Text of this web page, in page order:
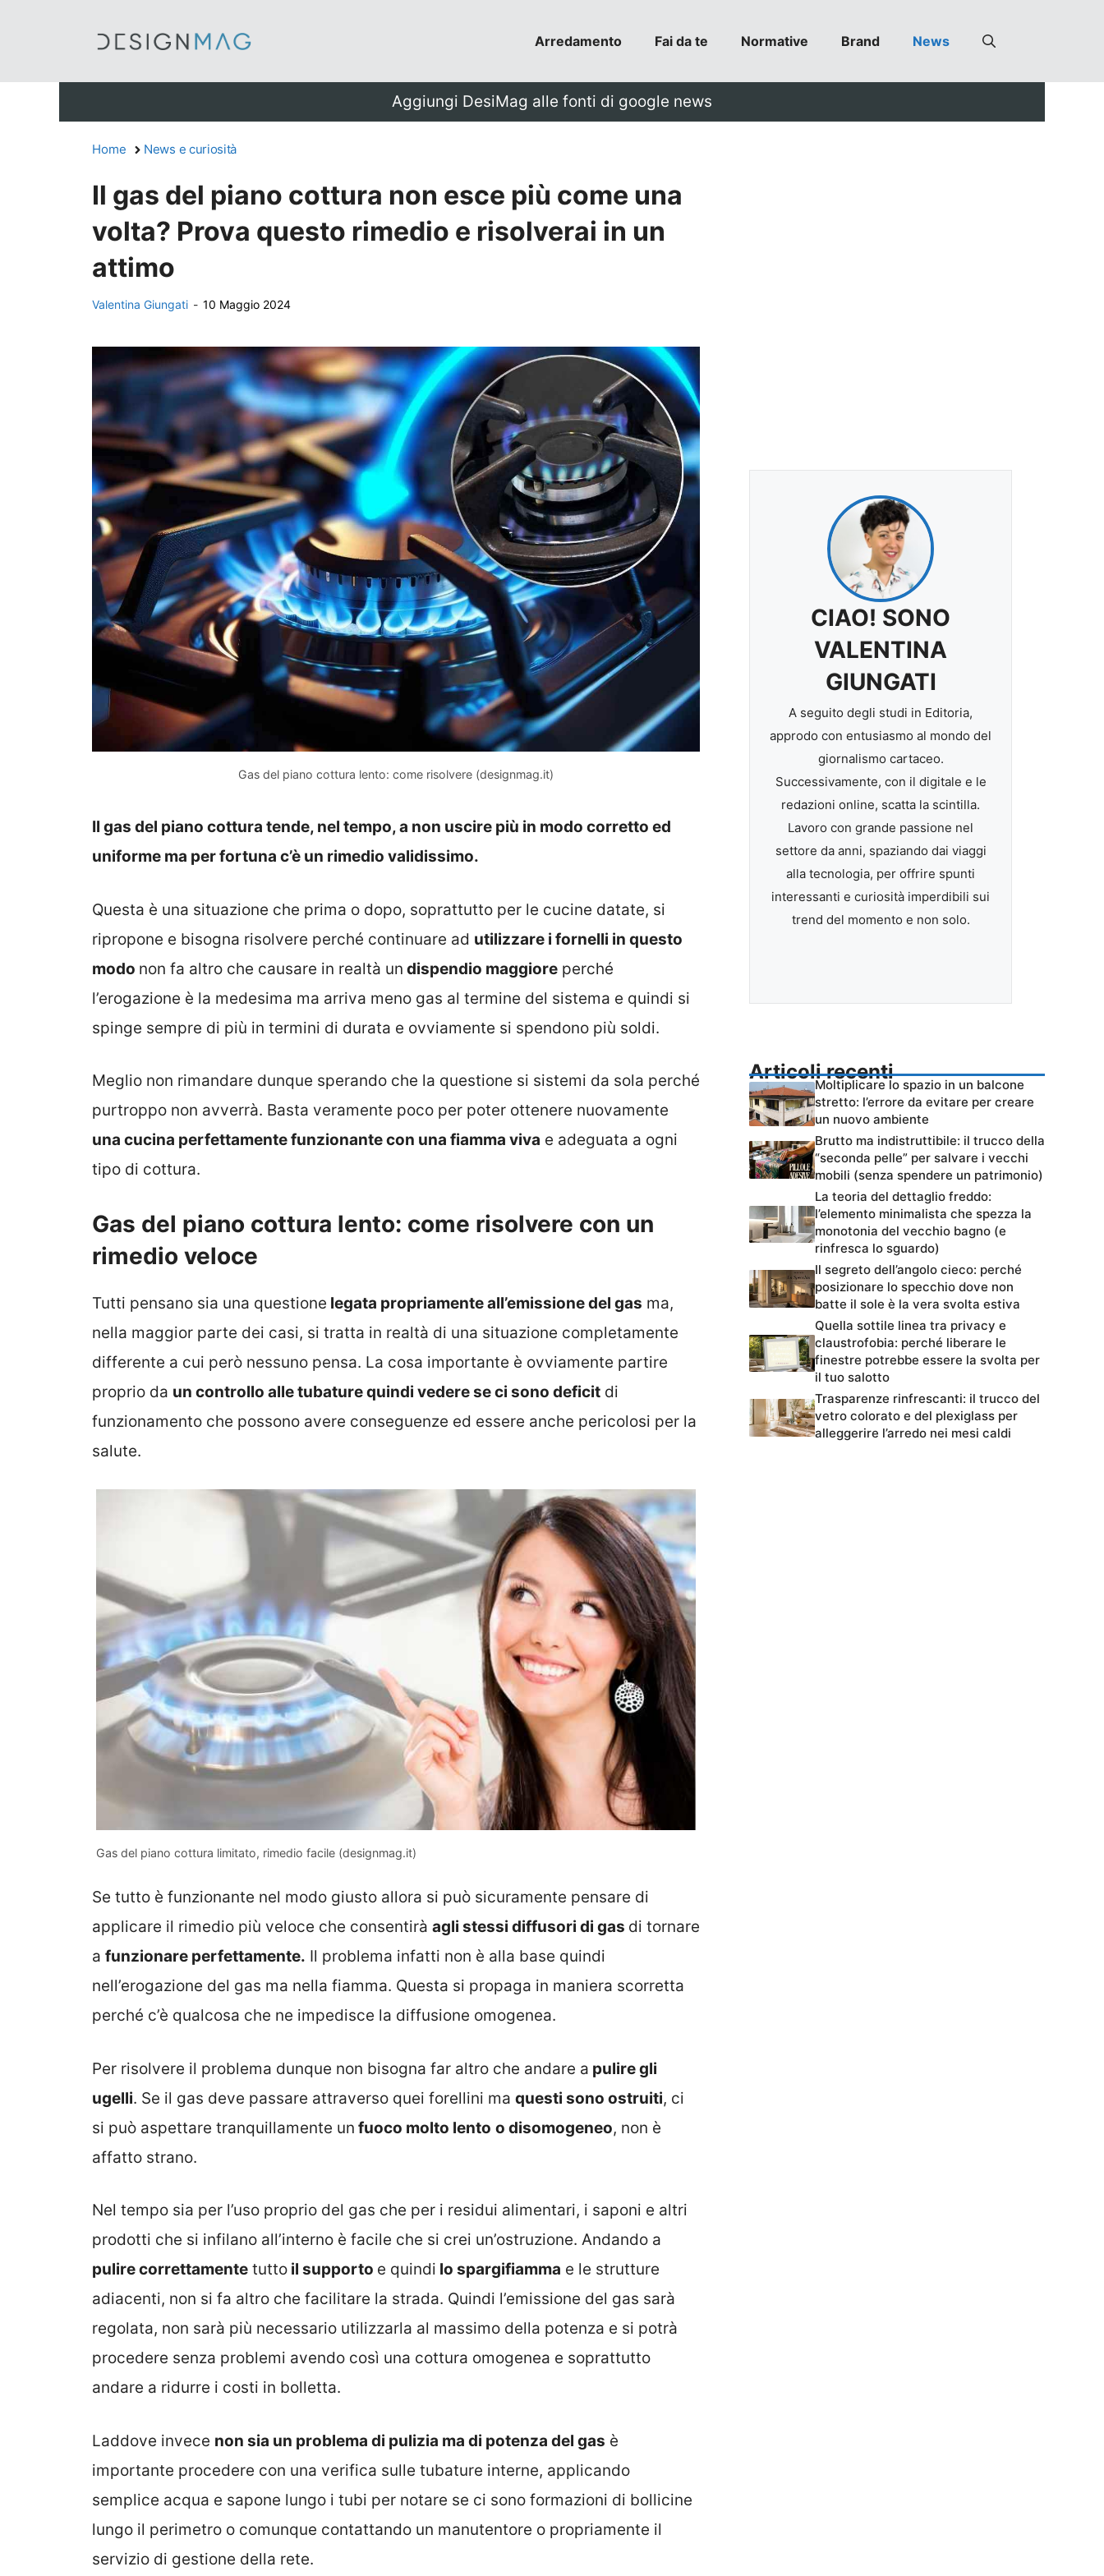
Arredamento Fai da te Normative Brand News
Aggiungi DesiMag alle fonti di google news
Home News e curiosità
Il gas del piano cottura non esce più come una
volta? Prova questo rimedio e risolverai in un
attimo
Valentina Giungati - 10 Maggio 2024
Gas del piano cottura lento: come risolvere (designmag.it)
Il gas del piano cottura tende, nel tempo, a non uscire più in modo corretto ed
uniforme ma per fortuna c’è un rimedio validissimo.
Questa è una situazione che prima o dopo, soprattutto per le cucine datate, si
ripropone e bisogna risolvere perché continuare ad utilizzare i fornelli in questo
modo non fa altro che causare in realtà un dispendio maggiore perché
l’erogazione è la medesima ma arriva meno gas al termine del sistema e quindi si
spinge sempre di più in termini di durata e ovviamente si spendono più soldi.
Meglio non rimandare dunque sperando che la questione si sistemi da sola perché
purtroppo non avverrà. Basta veramente poco per poter ottenere nuovamente
una cucina perfettamente funzionante con una fiamma viva e adeguata a ogni
tipo di cottura.
Gas del piano cottura lento: come risolvere con un
rimedio veloce
Tutti pensano sia una questione legata propriamente all’emissione del gas ma,
nella maggior parte dei casi, si tratta in realtà di una situazione completamente
differente a cui però nessuno pensa. La cosa importante è ovviamente partire
proprio da un controllo alle tubature quindi vedere se ci sono deficit di
funzionamento che possono avere conseguenze ed essere anche pericolosi per la
salute.
Gas del piano cottura limitato, rimedio facile (designmag.it)
Se tutto è funzionante nel modo giusto allora si può sicuramente pensare di
applicare il rimedio più veloce che consentirà agli stessi diffusori di gas di tornare
a funzionare perfettamente. Il problema infatti non è alla base quindi
nell’erogazione del gas ma nella fiamma. Questa si propaga in maniera scorretta
perché c’è qualcosa che ne impedisce la diffusione omogenea.
Per risolvere il problema dunque non bisogna far altro che andare a pulire gli
ugelli. Se il gas deve passare attraverso quei forellini ma questi sono ostruiti, ci
si può aspettare tranquillamente un fuoco molto lento o disomogeneo, non è
affatto strano.
Nel tempo sia per l’uso proprio del gas che per i residui alimentari, i saponi e altri
prodotti che si infilano all’interno è facile che si crei un’ostruzione. Andando a
pulire correttamente tutto il supporto e quindi lo spargifiamma e le strutture
adiacenti, non si fa altro che facilitare la strada. Quindi l’emissione del gas sarà
regolata, non sarà più necessario utilizzarla al massimo della potenza e si potrà
procedere senza problemi avendo così una cottura omogenea e soprattutto
andare a ridurre i costi in bolletta.
Laddove invece non sia un problema di pulizia ma di potenza del gas è
importante procedere con una verifica sulle tubature interne, applicando
semplice acqua e sapone lungo i tubi per notare se ci sono formazioni di bollicine
lungo il perimetro o comunque contattando un manutentore o propriamente il
servizio di gestione della rete.
CIAO! SONO
VALENTINA
GIUNGATI
A seguito degli studi in Editoria,
approdo con entusiasmo al mondo del
giornalismo cartaceo.
Successivamente, con il digitale e le
redazioni online, scatta la scintilla.
Lavoro con grande passione nel
settore da anni, spaziando dai viaggi
alla tecnologia, per offrire spunti
interessanti e curiosità imperdibili sui
trend del momento e non solo.
Articoli recenti
Moltiplicare lo spazio in un balcone
stretto: l’errore da evitare per creare
un nuovo ambiente
Brutto ma indistruttibile: il trucco della
“seconda pelle” per salvare i vecchi
mobili (senza spendere un patrimonio)
La teoria del dettaglio freddo:
l’elemento minimalista che spezza la
monotonia del vecchio bagno (e
rinfresca lo sguardo)
Il segreto dell’angolo cieco: perché
posizionare lo specchio dove non
batte il sole è la vera svolta estiva
Quella sottile linea tra privacy e
claustrofobia: perché liberare le
finestre potrebbe essere la svolta per
il tuo salotto
Trasparenze rinfrescanti: il trucco del
vetro colorato e del plexiglass per
alleggerire l’arredo nei mesi caldi